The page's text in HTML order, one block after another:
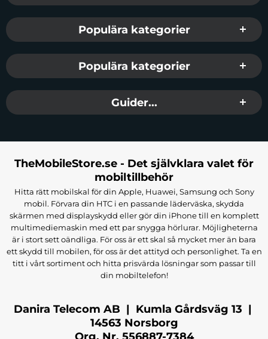
Populära kategorier
Populära kategorier
Guider...
TheMobileStore.se - Det självklara valet för
mobiltillbehör
Hitta rätt mobilskal för din Apple, Huawei, Samsung och Sony
mobil. Förvara din HTC i en passande läderväska, skydda
skärmen med displayskydd eller gör din iPhone till en komplett
multimediemaskin med ett par snygga hörlurar. Möjligheterna
är i stort sett oändliga. För oss är ett skal så mycket mer än bara
ett skydd till mobilen, för oss är det attityd och personlighet. Ta en
titt i vårt sortiment och hitta prisvärda lösningar som passar till
din mobiltelefon!
Danira Telecom AB | Kumla Gårdsväg 13 |
14563 Norsborg
Org. Nr. 556887-7384